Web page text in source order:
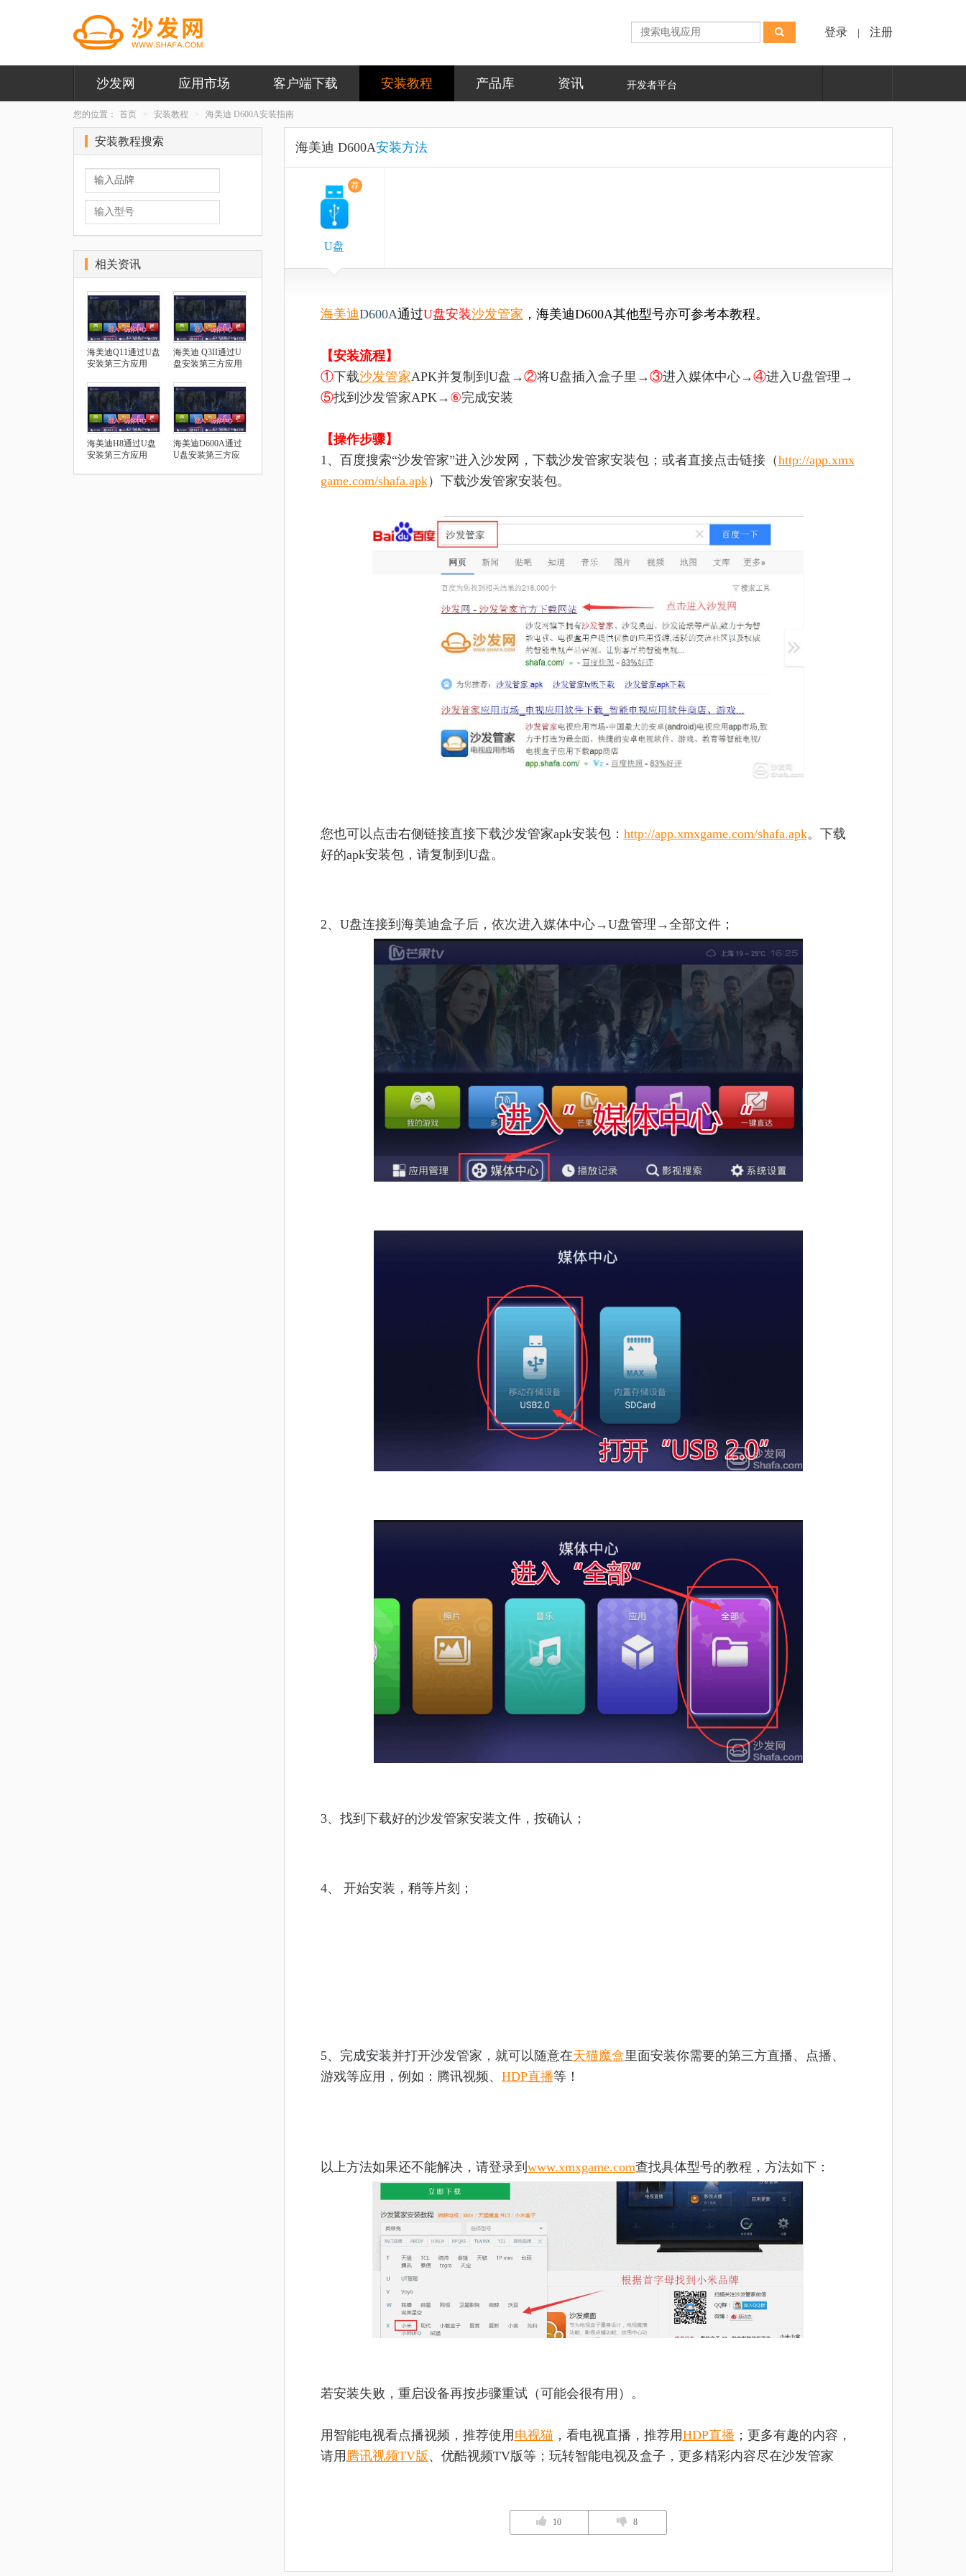
登录 注册
沙发网 应用市场 客户端下载 安装教程 产品库 资讯 开发者平台
您的位置： 首页 安装教程 海美迪 D600A安装指南
海美迪 D600A安装方法
荐
U盘
海美迪D600A通过U盘安装沙发管家 ， 海美迪D600A其他型号亦可参考本教程。
【安装流程】
①下载沙发管家APK并复制到U盘→②将U盘插入盒子里→③进入媒体中心→④进入U盘管理→
⑤找到沙发管家APK→ ⑥完成安装
【操作步骤】
1、百度搜索“沙发管家”进入沙发网，下载沙发管家安装包；或者直接点击链接（http://app.xmx
game.com/shafa.apk）下载沙发管家安装包。
您也可以点击右侧链接直接下载沙发管家apk安装包： http://app.xmxgame.com/shafa.apk。下载
好的apk安装包，请复制到U盘。
2、U盘连接到海美迪盒子后，依次进入媒体中心→U盘管理→全部文件；
3、找到下载好的沙发管家安装文件，按确认；
4、 开始安装，稍等片刻；
5、完成安装并打开沙发管家，就可以随意在天猫魔盒里面安装你需要的第三方直播、点播、
游戏等应用，例如：腾讯视频、 HDP直播等！
以上方法如果还不能解决，请登录到 www.xmxgame.com查找具体型号的教程，方法如下：
若安装失败，重启设备再按步骤重试（可能会很有用）。
用智能电视看点播视频，推荐使用 电视猫，看电视直播，推荐用HDP直播 ；更多有趣的内容，
请用 腾讯视频TV版 、优酷视频TV版等；玩转智能电视及盒子，更多精彩内容尽在沙发管家
10 8
安装教程搜索
相关资讯
海美迪Q11通过U盘
安装第三方应用
海美迪 Q3II通过U
盘安装第三方应用
海美迪H8通过U盘
安装第三方应用
海美迪D600A通过
U盘安装第三方应